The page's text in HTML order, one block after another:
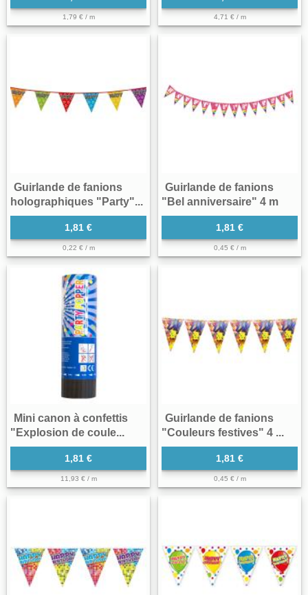
1,79 € / m 4,71 € / m
Guirlande de fanions
holographiques "Party"...
1,81 €
0,22 € / m
Guirlande de fanions
"Bel anniversaire" 4 m
1,81 €
0,45 € / m
Mini canon à confettis
"Explosion de coule...
1,81 €
11,93 € / m
Guirlande de fanions
"Couleurs festives" 4 ...
1,81 €
0,45 € / m